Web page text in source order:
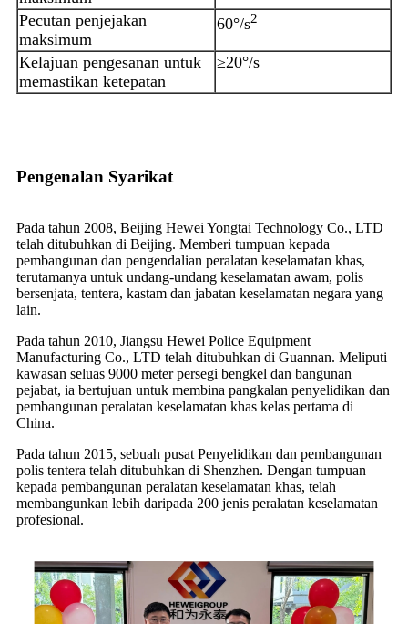
Pecutan penjejakan
maksimum
60°/s2
Kelajuan pengesanan untuk
memastikan ketepatan
≥20°/s
Pengenalan Syarikat
Pada tahun 2008, Beijing Hewei Yongtai Technology Co., LTD
telah ditubuhkan di Beijing. Memberi tumpuan kepada
pembangunan dan pengendalian peralatan keselamatan khas,
terutamanya untuk undang-undang keselamatan awam, polis
bersenjata, tentera, kastam dan jabatan keselamatan negara yang
lain.
Pada tahun 2010, Jiangsu Hewei Police Equipment
Manufacturing Co., LTD telah ditubuhkan di Guannan. Meliputi
kawasan seluas 9000 meter persegi bengkel dan bangunan
pejabat, ia bertujuan untuk membina pangkalan penyelidikan dan
pembangunan peralatan keselamatan khas kelas pertama di
China.
Pada tahun 2015, sebuah pusat Penyelidikan dan pembangunan
polis tentera telah ditubuhkan di Shenzhen. Dengan tumpuan
kepada pembangunan peralatan keselamatan khas, telah
membangunkan lebih daripada 200 jenis peralatan keselamatan
profesional.